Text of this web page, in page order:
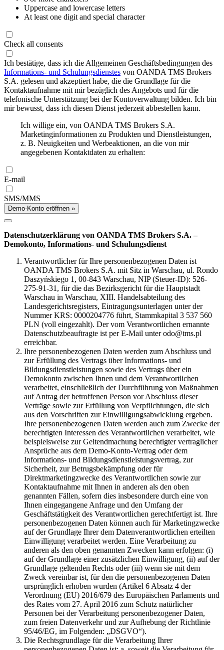
Uppercase and lowercase letters
At least one digit and special character
Check all consents
Ich bestätige, dass ich die Allgemeinen Geschäftsbedingungen des
Informations- und Schulungsdienstes von OANDA TMS Brokers
S.A. gelesen und akzeptiert habe, die die Grundlage für die
Kontaktaufnahme mit mir bezüglich des Angebots und für die
telefonische Unterstützung bei der Kontoverwaltung bilden. Ich bin
mir bewusst, dass ich diesen Dienst jederzeit abbestellen kann.
Ich willige ein, von OANDA TMS Brokers S.A.
Marketinginformationen zu Produkten und Dienstleistungen,
z. B. Neuigkeiten und Werbeaktionen, an die von mir
angegebenen Kontaktdaten zu erhalten:
E-mail
SMS/MMS
Demo-Konto eröffnen »
Datenschutzerklärung von OANDA TMS Brokers S.A. –
Demokonto, Informations- und Schulungsdienst
Verantwortlicher für Ihre personenbezogenen Daten ist
OANDA TMS Brokers S.A. mit Sitz in Warschau, ul. Rondo
Daszyńskiego 1, 00-843 Warschau, NIP (Steuer-ID): 526-
275-91-31, für die das Bezirksgericht für die Hauptstadt
Warschau in Warschau, XIII. Handelsabteilung des
Landesgerichtsregisters, Eintragungsunterlagen unter der
Nummer KRS: 0000204776 führt, Stammkapital 3 537 560
PLN (voll eingezahlt). Der vom Verantwortlichen ernannte
Datenschutzbeauftragte ist per E-Mail unter odo@tms.pl
erreichbar.
Ihre personenbezogenen Daten werden zum Abschluss und
zur Erfüllung des Vertrags über Informations- und
Bildungsdienstleistungen sowie des Vertrags über ein
Demokonto zwischen Ihnen und dem Verantwortlichen
verarbeitet, einschließlich der Durchführung von Maßnahmen
auf Antrag der betroffenen Person vor Abschluss dieser
Verträge sowie zur Erfüllung von Verpflichtungen, die sich
aus den Vorschriften zur Einwilligungsabwicklung ergeben.
Ihre personenbezogenen Daten werden auch zum Zwecke der
berechtigten Interessen des Verantwortlichen verarbeitet, wie
beispielsweise zur Geltendmachung berechtigter vertraglicher
Ansprüche aus dem Demo-Konto-Vertrag oder dem
Informations- und Bildungsdienstleistungsvertrag, zur
Sicherheit, zur Betrugsbekämpfung oder für
Direktmarketingzwecke des Verantwortlichen sowie zur
Kontaktaufnahme mit Ihnen in anderen als den oben
genannten Fällen, sofern dies insbesondere durch eine von
Ihnen eingegangene Anfrage und den Umfang der
Geschäftstätigkeit des Verantwortlichen gerechtfertigt ist. Ihre
personenbezogenen Daten können auch für Marketingzwecke
auf der Grundlage Ihrer dem Datenverantwortlichen erteilten
Einwilligung verarbeitet werden. Eine Verarbeitung zu
anderen als den oben genannten Zwecken kann erfolgen: (i)
auf der Grundlage einer zusätzlichen Einwilligung, (ii) auf der
Grundlage geltenden Rechts oder (iii) wenn sie mit dem
Zweck vereinbar ist, für den die personenbezogenen Daten
ursprünglich erhoben wurden (Artikel 6 Absatz 4 der
Verordnung (EU) 2016/679 des Europäischen Parlaments und
des Rates vom 27. April 2016 zum Schutz natürlicher
Personen bei der Verarbeitung personenbezogener Daten,
zum freien Datenverkehr und zur Aufhebung der Richtlinie
95/46/EG, im Folgenden: „DSGVO“).
Die Rechtsgrundlage für die Verarbeitung Ihrer